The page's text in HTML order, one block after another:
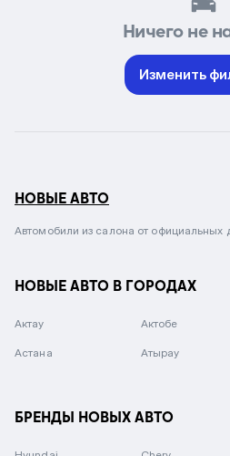
Ничего не
Изменить
НОВЫЕ АВТО
Автомобили из салона от официальных
НОВЫЕ АВТО В ГОРОДАХ
Актау Актобе
Астана Атырау
БРЕНДЫ НОВЫХ АВТО